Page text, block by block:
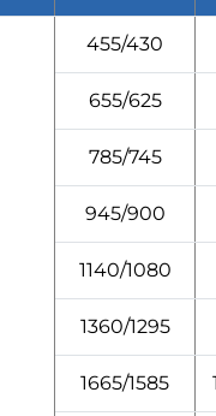
455/430
655/625
785/745
945/900
1140/1080
1360/1295
1665/1585